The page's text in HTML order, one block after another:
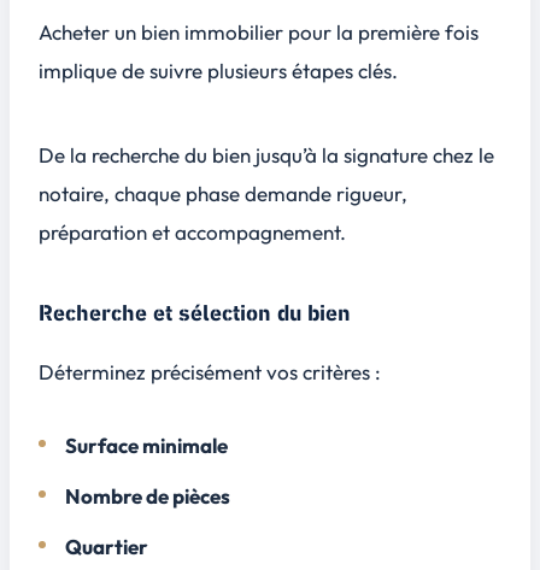
Acheter un bien immobilier pour la première fois
implique de suivre plusieurs étapes clés.
De la recherche du bien jusqu’à la signature chez le
notaire, chaque phase demande rigueur,
préparation et accompagnement.
Recherche et sélection du bien
Déterminez précisément vos critères :
Surface minimale
Nombre de pièces
Quartier